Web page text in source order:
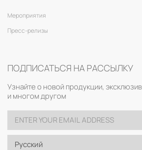
Мероприятия
Пресс-релизы
ПОДПИСАТЬСЯ НА РАССЫЛКУ
Узнайте о новой продукции,
и многом другом
Русский